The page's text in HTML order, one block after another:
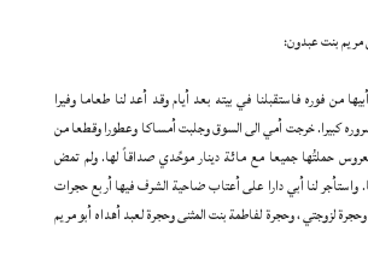
بنت عبدون:
من فوره فاستقبلنا في بيته بعد أيام وقد أعد لنا طعاما وفيرا
كبيرا. خرجت أمي الى السوق وجلبت أمساكا وعطورا وقطعا من
حملتُها جميعا مع مائة دينار موحِّدي صداقاً لها. ولم تمض
واستأجر لنا أبي دارا على أعتاب ضاحية الشرف فيها أربع حجرات
لزوجتي ، وحجرة لفاطمة بنت المثنى وحجرة لعبد أهداه أبو مريم